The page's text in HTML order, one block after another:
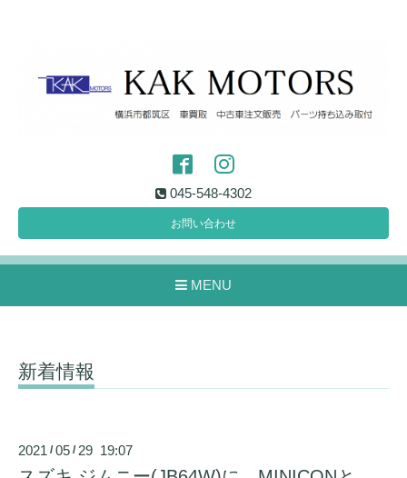
045-548-4302
お問い合わせ
MENU
新着情報
2021 /05 / 29 19:07